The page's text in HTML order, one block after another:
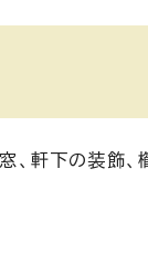
軒下の装飾